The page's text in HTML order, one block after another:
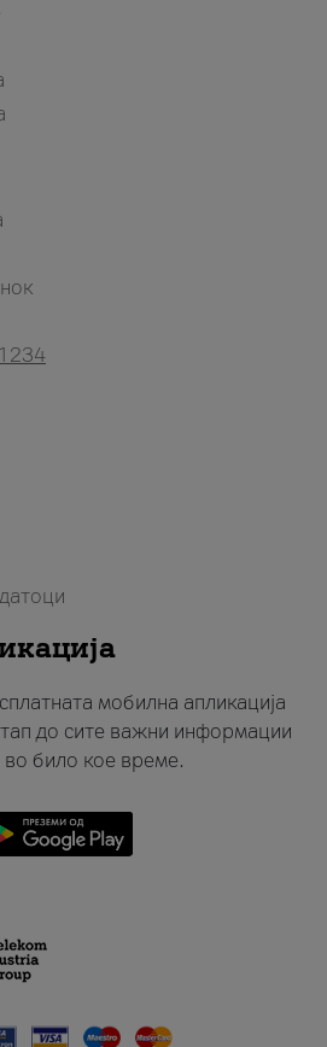
мобилна апликација
до сите важни информации
во било кое време.